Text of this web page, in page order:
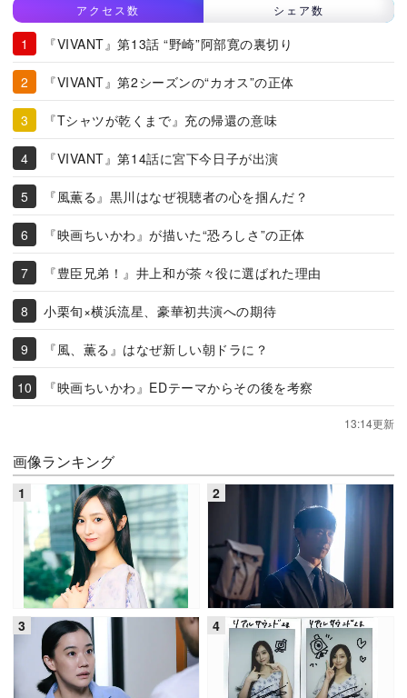
アクセス数 シェア数
『VIVANT』第13話 “野崎”阿部寛の裏切り
『VIVANT』第2シーズンの“カオス”の正体
『Tシャツが乾くまで』充の帰還の意味
『VIVANT』第14話に宮下今日子が出演
『風薫る』黒川はなぜ視聴者の心を掴んだ？
『映画ちいかわ』が描いた“恐ろしさ”の正体
『豊臣兄弟！』井上和が茶々役に選ばれた理由
小栗旬×横浜流星、豪華初共演への期待
『風、薫る』はなぜ新しい朝ドラに？
『映画ちいかわ』EDテーマからその後を考察
13:14更新
画像ランキング